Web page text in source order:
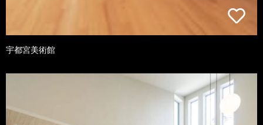
宇都宮美術館